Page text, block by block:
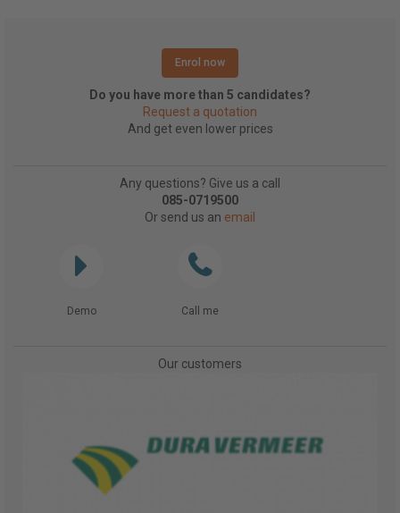
Enrol now
Do you have more than 5 candidates?
Request a quotation
And get even lower prices
Any questions? Give us a call
085-0719500
Or send us an email
Demo Call me
Our customers